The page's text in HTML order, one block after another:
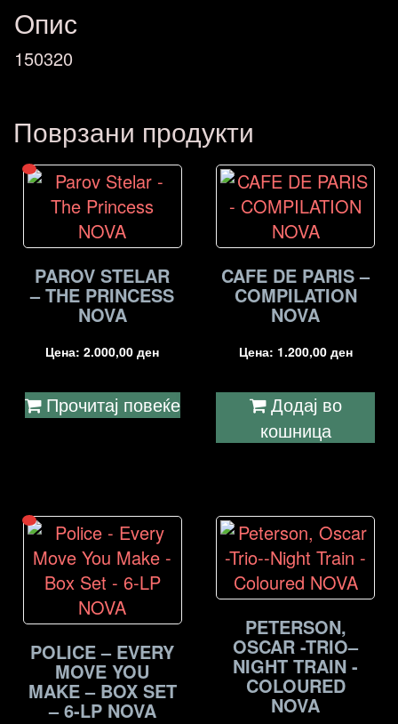
NOVA
Опис
150320
Поврзани продукти
PAROV STELAR
– THE PRINCESS
NOVA
Цена:2.000,00ден
Прочитај повеќе
CAFE DE PARIS –
COMPILATION
NOVA
Цена: 1.200,00 ден
Додај во
кошница
POLICE – EVERY
MOVE YOU
MAKE – BOX SET
– 6-LP NOVA
PETERSON,
OSCAR -TRIO–
NIGHT TRAIN -
COLOURED
NOVA